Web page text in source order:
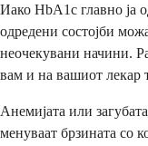
Иако HbA1c главно ја
одредени состојби
неочекувани начини.
вам и на вашиот лекар
Анемијата или
менуваат брзината со